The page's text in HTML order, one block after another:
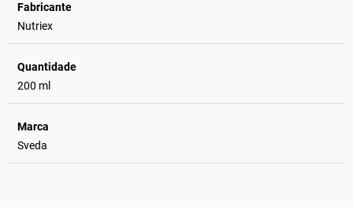
Fabricante
Nutriex
Quantidade
200 ml
Marca
Sveda